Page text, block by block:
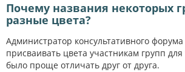
Почему названия некоторых
разные цвета?
Администратор консультативного
присваивать цвета участникам групп
было проще отличать друг от друга.